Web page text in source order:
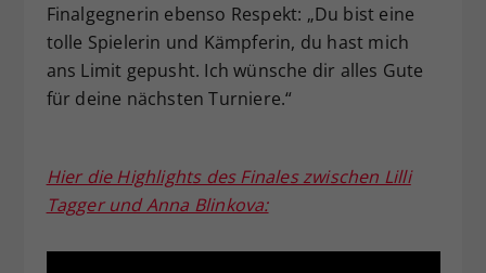
Finalgegnerin ebenso Respekt: „Du bist eine
tolle Spielerin und Kämpferin, du hast mich
ans Limit gepusht. Ich wünsche dir alles Gute
für deine nächsten Turniere.“
Hier die Highlights des Finales zwischen Lilli
Tagger und Anna Blinkova: